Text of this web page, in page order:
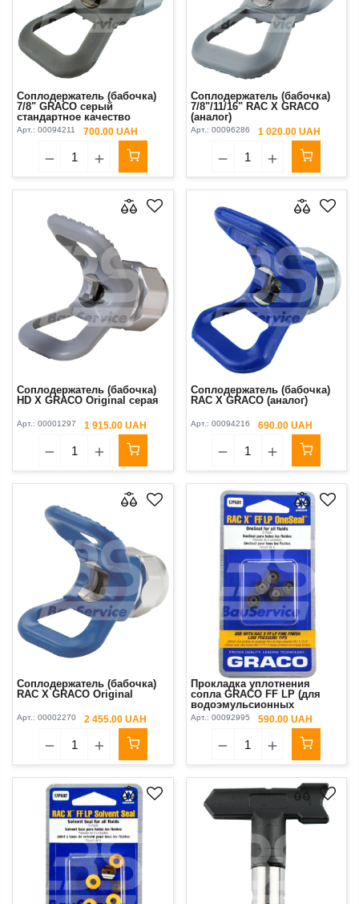
Соплодержатель (бабочка)
7/8" GRACO серый
стандартное качество
(аналог)
Арт.: 00094211 700.00 UAH
Соплодержатель (бабочка)
7/8"/11/16" RAC X GRACO
(аналог)
Арт.: 00096286 1 020.00 UAH
Соплодержатель (бабочка)
HD X GRACO Original серая
Арт.: 00001297 1 915.00 UAH
Соплодержатель (бабочка)
RAC X GRACO (аналог)
Арт.: 00094216 690.00 UAH
Соплодержатель (бабочка)
RAC X GRACO Original
Арт.: 00002270 2 455.00 UAH
Прокладка уплотнения
сопла GRACO FF LP (для
водоэмульсионных
материалов) 1 шт Original
Арт.: 00092995 590.00 UAH